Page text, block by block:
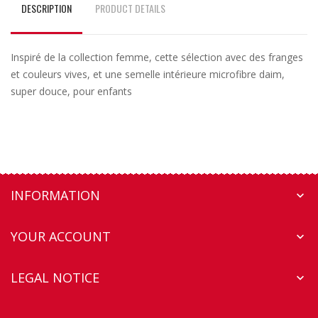
DESCRIPTION PRODUCT DETAILS
Inspiré de la collection femme, cette sélection avec des franges
et couleurs vives, et une semelle intérieure microfibre daim,
super douce, pour enfants
INFORMATION 
YOUR ACCOUNT 
LEGAL NOTICE 